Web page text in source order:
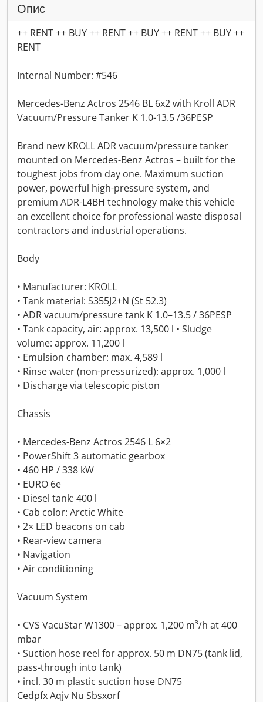
Опис
++ RENT ++ BUY ++ RENT ++ BUY ++ RENT ++ BUY ++
RENT
Internal Number: #546
Mercedes-Benz Actros 2546 BL 6x2 with Kroll ADR
Vacuum/Pressure Tanker K 1.0-13.5 /36PESP
Brand new KROLL ADR vacuum/pressure tanker
mounted on Mercedes-Benz Actros – built for the
toughest jobs from day one. Maximum suction
power, powerful high-pressure system, and
premium ADR-L4BH technology make this vehicle
an excellent choice for professional waste disposal
contractors and industrial operations.
Body
• Manufacturer: KROLL
• Tank material: S355J2+N (St 52.3)
• ADR vacuum/pressure tank K 1.0–13.5 / 36PESP
• Tank capacity, air: approx. 13,500 l • Sludge
volume: approx. 11,200 l
• Emulsion chamber: max. 4,589 l
• Rinse water (non-pressurized): approx. 1,000 l
• Discharge via telescopic piston
Chassis
• Mercedes-Benz Actros 2546 L 6×2
• PowerShift 3 automatic gearbox
• 460 HP / 338 kW
• EURO 6e
• Diesel tank: 400 l
• Cab color: Arctic White
• 2× LED beacons on cab
• Rear-view camera
• Navigation
• Air conditioning
Vacuum System
• CVS VacuStar W1300 – approx. 1,200 m³/h at 400
mbar
• Suction hose reel for approx. 50 m DN75 (tank lid,
pass-through into tank)
• incl. 30 m plastic suction hose DN75
Cedpfx Aqjv Nu Sbsxorf